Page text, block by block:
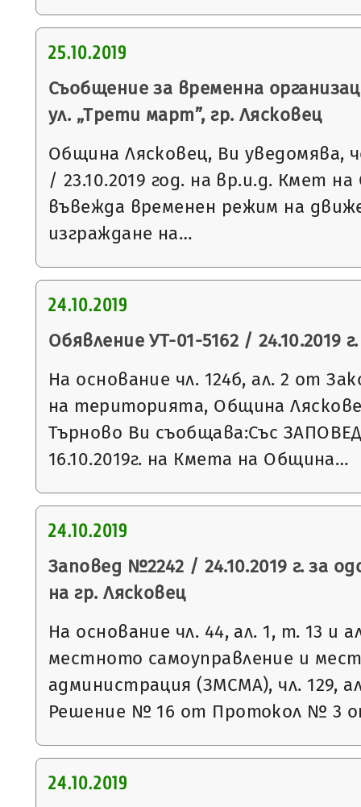
25.10.2019
Съобщение за временна
ул. „Трети март”, гр. Лясковец
Община Лясковец, Ви уведомява,
/ 23.10.2019 год. на вр.и.д. Кмет
въвежда временен режим на
изграждане на…
24.10.2019
Обявление УТ-01-5162 / 24.10.2019 г.
На основание чл. 124б, ал. 2 от
на територията, Община
Търново Ви съобщава:Със
16.10.2019г. на Кмета на Община…
24.10.2019
Заповед №2242 / 24.10.2019 г. за
на гр. Лясковец
На основание чл. 44, ал. 1, т. 13 и
местното самоуправление и
администрация (ЗМСМА), чл. 129,
Решение № 16 от Протокол № 3
24.10.2019